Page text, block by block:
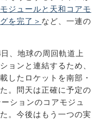
ジュールと天和コアモ
を完了＞ など、一連の
、地球の周回軌道上
ョンと連結するため、
したロケットを南部・
。問天は正確に予定の
ションのコアモジュ
。今後はもう一つの実